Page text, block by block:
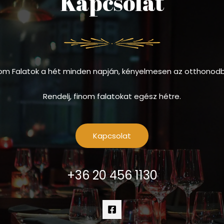
Falatok a hét minden napján, kényelmesen az
Rendelj, finom falatokat egész hétre.
Kapcsolat
+36 20 456 1130